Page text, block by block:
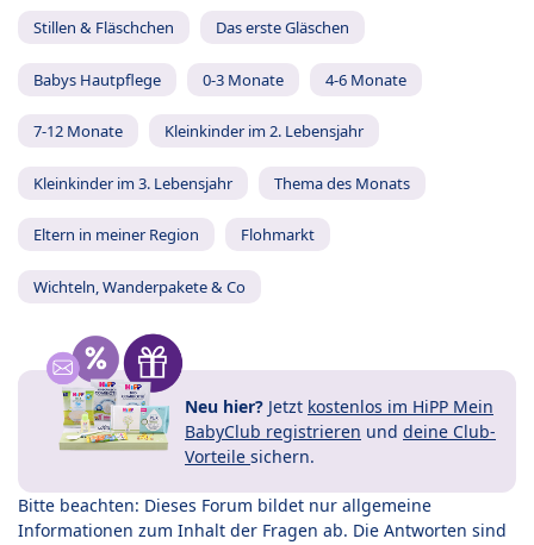
Stillen & Fläschchen Das erste Gläschen
Babys Hautpflege 0-3 Monate 4-6 Monate
7-12 Monate Kleinkinder im 2. Lebensjahr
Kleinkinder im 3. Lebensjahr Thema des Monats
Eltern in meiner Region Flohmarkt
Wichteln, Wanderpakete & Co
Neu hier? Jetzt kostenlos im HiPP Mein
BabyClub registrieren und deine Club-
Vorteile sichern.
Bitte beachten: Dieses Forum bildet nur allgemeine
Informationen zum Inhalt der Fragen ab. Die Antworten sind